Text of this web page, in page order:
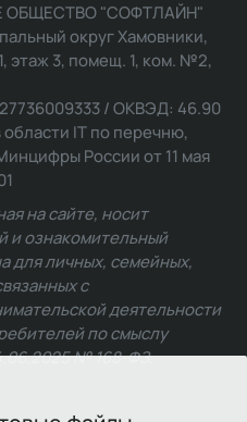
ОБЩЕСТВО "СОФТЛАЙН"
округ Хамовники,
этаж 3, помещ. 1, ком. №2,
/ ОКВЭД: 46.90
IT по перечню,
России от 11 мая
на сайте, носит
и ознакомительный
для личных, семейных,
с
деятельности
по смыслу
№ 168-ФЗ.